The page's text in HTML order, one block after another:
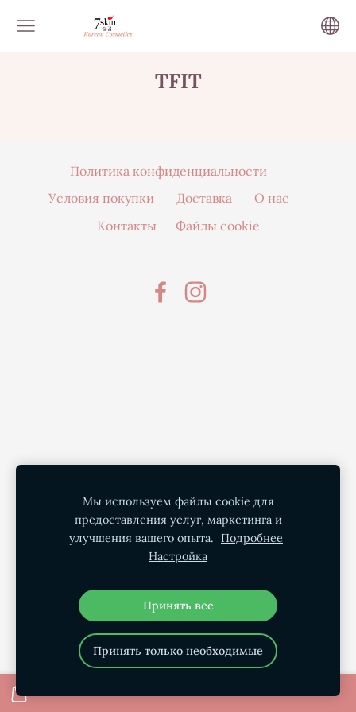
TFIT
Политика конфиденциальности
Условия покупки
Доставка
О нас
Контакты
Файлы cookie
Мы используем файлы cookie для
предоставления услуг, маркетинга и
улучшения вашего опыта.
Подробнее
Настройка
Принять все
Принять только необходимые